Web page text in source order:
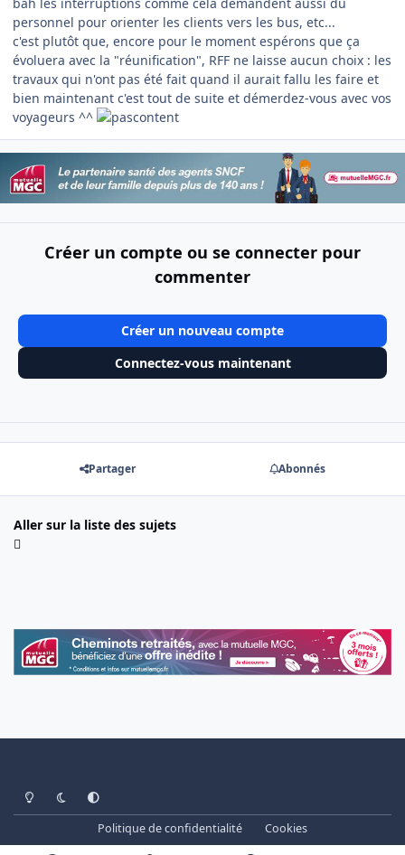
personnel pour orienter les clients vers les bus, etc...
c'est plutôt que, encore pour le moment espérons que ça
évoluera avec la "réunification", RFF ne laisse aucun choix : les
travaux qui n'ont pas été fait quand il aurait fallu les faire et
bien maintenant c'est tout de suite et démerdez-vous avec vos
voyageurs ^^
Créer un compte ou se connecter pour
commenter
Créer un nouveau compte
Connectez-vous maintenant
Partager Abonnés
Aller sur la liste des sujets
Light ModeDark ModeSystem Preference
Politique de confidentialité
Cookies
www.cheminots.net - Forum Libre depuis 2003